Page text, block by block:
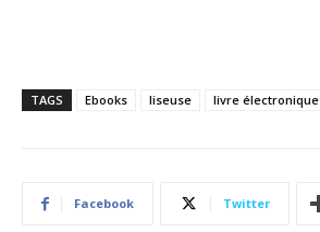
TAGS Ebooks liseuse livre électronique
Facebook Twitter